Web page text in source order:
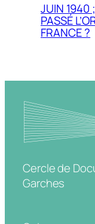
JUIN 1940
PASSÉ
FRANCE ?
Cercle de
Garches